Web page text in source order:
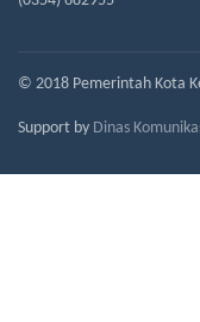
© 2018 Pemerintah Kota
Support by Dinas